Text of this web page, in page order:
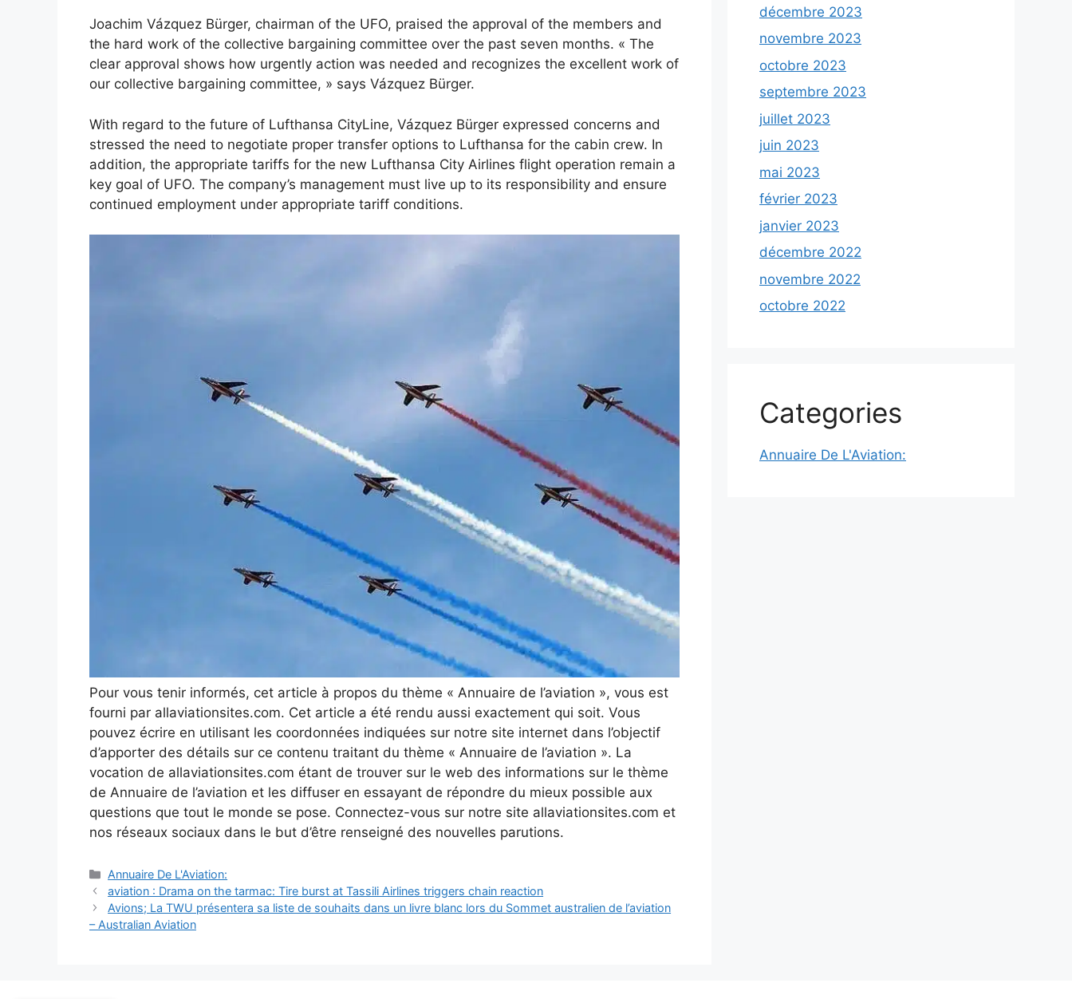
Joachim Vázquez Bürger, chairman of the UFO, praised the approval of the members and
the hard work of the collective bargaining committee over the past seven months. « The
clear approval shows how urgently action was needed and recognizes the excellent work of
our collective bargaining committee, » says Vázquez Bürger.
With regard to the future of Lufthansa CityLine, Vázquez Bürger expressed concerns and
stressed the need to negotiate proper transfer options to Lufthansa for the cabin crew. In
addition, the appropriate tariffs for the new Lufthansa City Airlines flight operation remain a
key goal of UFO. The company’s management must live up to its responsibility and ensure
continued employment under appropriate tariff conditions.
Pour vous tenir informés, cet article à propos du thème « Annuaire de l’aviation », vous est
fourni par allaviationsites.com. Cet article a été rendu aussi exactement qui soit. Vous
pouvez écrire en utilisant les coordonnées indiquées sur notre site internet dans l’objectif
d’apporter des détails sur ce contenu traitant du thème « Annuaire de l’aviation ». La
vocation de allaviationsites.com étant de trouver sur le web des informations sur le thème
de Annuaire de l’aviation et les diffuser en essayant de répondre du mieux possible aux
questions que tout le monde se pose. Connectez-vous sur notre site allaviationsites.com et
nos réseaux sociaux dans le but d’être renseigné des nouvelles parutions.
Catégories
Annuaire De L'Aviation:
Navigation
des
articles
aviation : Drama on the tarmac: Tire burst at Tassili Airlines triggers chain reaction
Avions; La TWU présentera sa liste de souhaits dans un livre blanc lors du Sommet australien de l’aviation
– Australian Aviation
décembre 2023
novembre 2023
octobre 2023
septembre 2023
juillet 2023
juin 2023
mai 2023
février 2023
janvier 2023
décembre 2022
novembre 2022
octobre 2022
Categories
Annuaire De L'Aviation: